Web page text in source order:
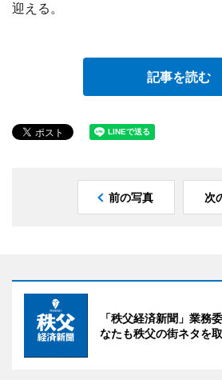
迎える。
記事を読む
前の写真 次
「秩父経済新聞」業務
なたも秩父の街ネタを